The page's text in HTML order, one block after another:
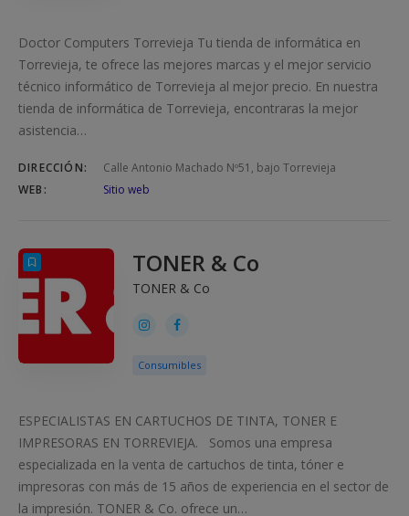
Doctor Computers Torrevieja Tu tienda de informática en
Torrevieja, te ofrece las mejores marcas y el mejor servicio
técnico informático de Torrevieja al mejor precio. En nuestra
tienda de informática de Torrevieja, encontraras la mejor
asistencia…
DIRECCIÓN:
Calle Antonio Machado Nº51, bajo Torrevieja
WEB:
Sitio web
TONER & Co
TONER & Co
Consumibles
ESPECIALISTAS EN CARTUCHOS DE TINTA, TONER E
IMPRESORAS EN TORREVIEJA. Somos una empresa
especializada en la venta de cartuchos de tinta, tóner e
impresoras con más de 15 años de experiencia en el sector de
la impresión. TONER & Co. ofrece un…